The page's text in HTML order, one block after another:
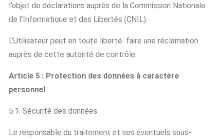
l’objet de déclarations auprès de la Commission Nationale
de l’Informatique et des Libertés (CNIL).
L’Utilisateur peut en toute liberté faire une réclamation
auprès de cette autorité de contrôle.
Article 5 : Protection des données à caractère
personnel
5.1. Sécurité des données
Le responsable du traitement et ses éventuels sous-